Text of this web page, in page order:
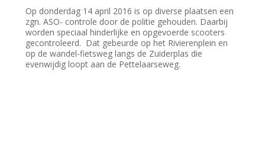
Op donderdag 14 april 2016 is op diverse plaatsen een
zgn. ASO- controle door de politie gehouden. Daarbij
worden speciaal hinderlijke en opgevoerde scooters
gecontroleerd. Dat gebeurde op het Rivierenplein en
op de wandel-fietsweg langs de Zuiderplas die
evenwijdig loopt aan de Pettelaarseweg.